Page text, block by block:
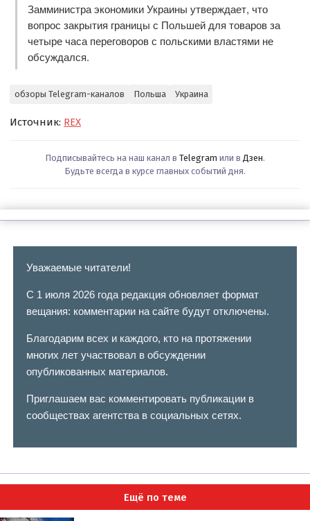
Замминистра экономики Украины утверждает, что
вопрос закрытия границы с Польшей для товаров за
четыре часа переговоров с польскими властями не
обсуждался.
обзоры Telegram-каналов Польша Украина
Источник: REX
Подписывайтесь на наш канал в Telegram или в Дзен.
Будьте всегда в курсе главных событий дня.
Уважаемые читатели!
С 1 июля 2026 года редакция обновляет формат
вещания: комментарии на сайте будут отключены.
Благодарим всех и каждого, кто на протяжении
многих лет участвовал в обсуждении
опубликованных материалов.
Приглашаем вас комментировать публикации в
сообществах агентства в социальных сетях.
Ещё по теме